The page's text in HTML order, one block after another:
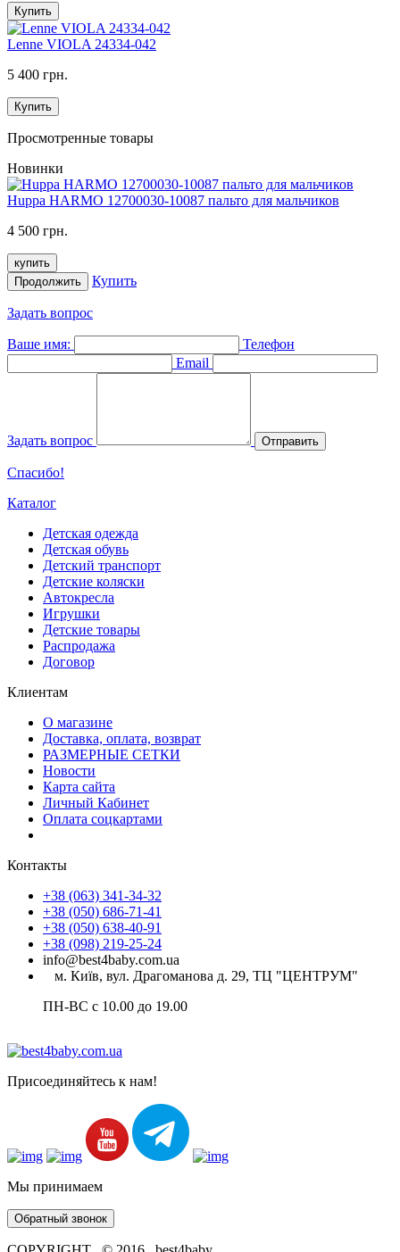
Купить
Lenne VIOLA 24334-042
5 400 грн.
Купить
Просмотренные товары
Новинки
Huppa HARMO 12700030-10087 пальто для мальчиков
4 500 грн.
купить
Продолжить
Купить
Задать вопрос
Ваше имя:
Телефон
Email
Задать вопрос Отправить
Спасибо!
Каталог
Детская одежда
Детская обувь
Детский транспорт
Детские коляски
Автокресла
Игрушки
Детские товары
Распродажа
Договор
Клиентам
О магазине
Доставка, оплата, возврат
РАЗМЕРНЫЕ СЕТКИ
Новости
Карта сайта
Личный Кабинет
Оплата соцкартами
Контакты
+38 (063) 341-34-32
+38 (050) 686-71-41
+38 (050) 638-40-91
+38 (098) 219-25-24
info@best4baby.com.ua
м. Київ, вул. Драгоманова д. 29, ТЦ "ЦЕНТРУМ"
ПН-ВС с 10.00 до 19.00
Присоединяйтесь к нам!
Мы принимаем
Обратный звонок